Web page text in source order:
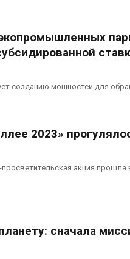
созданию мощностей для
2023»
акция
сначала